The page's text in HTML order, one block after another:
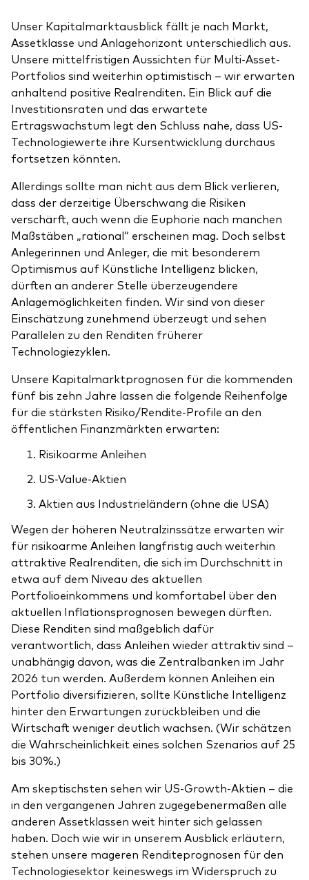
Unser Kapitalmarktausblick fällt je nach Markt,
Assetklasse und Anlagehorizont unterschiedlich aus.
Unsere mittelfristigen Aussichten für Multi-Asset-
Portfolios sind weiterhin optimistisch – wir erwarten
anhaltend positive Realrenditen. Ein Blick auf die
Investitionsraten und das erwartete
Ertragswachstum legt den Schluss nahe, dass US-
Technologiewerte ihre Kursentwicklung durchaus
fortsetzen könnten.
Allerdings sollte man nicht aus dem Blick verlieren,
dass der derzeitige Überschwang die Risiken
verschärft, auch wenn die Euphorie nach manchen
Maßstäben „rational“ erscheinen mag. Doch selbst
Anlegerinnen und Anleger, die mit besonderem
Optimismus auf Künstliche Intelligenz blicken,
dürften an anderer Stelle überzeugendere
Anlagemöglichkeiten finden. Wir sind von dieser
Einschätzung zunehmend überzeugt und sehen
Parallelen zu den Renditen früherer
Technologiezyklen.
Unsere Kapitalmarktprognosen für die kommenden
fünf bis zehn Jahre lassen die folgende Reihenfolge
für die stärksten Risiko/Rendite-Profile an den
öffentlichen Finanzmärkten erwarten:
Risikoarme Anleihen
US-Value-Aktien
Aktien aus Industrieländern (ohne die USA)
Wegen der höheren Neutralzinssätze erwarten wir
für risikoarme Anleihen langfristig auch weiterhin
attraktive Realrenditen, die sich im Durchschnitt in
etwa auf dem Niveau des aktuellen
Portfolioeinkommens und komfortabel über den
aktuellen Inflationsprognosen bewegen dürften.
Diese Renditen sind maßgeblich dafür
verantwortlich, dass Anleihen wieder attraktiv sind –
unabhängig davon, was die Zentralbanken im Jahr
2026 tun werden. Außerdem können Anleihen ein
Portfolio diversifizieren, sollte Künstliche Intelligenz
hinter den Erwartungen zurückbleiben und die
Wirtschaft weniger deutlich wachsen. (Wir schätzen
die Wahrscheinlichkeit eines solchen Szenarios auf 25
bis 30%.)
Am skeptischsten sehen wir US-Growth-Aktien – die
in den vergangenen Jahren zugegebenermaßen alle
anderen Assetklassen weit hinter sich gelassen
haben. Doch wie wir in unserem Ausblick erläutern,
stehen unsere mageren Renditeprognosen für den
Technologiesektor keineswegs im Widerspruch zu